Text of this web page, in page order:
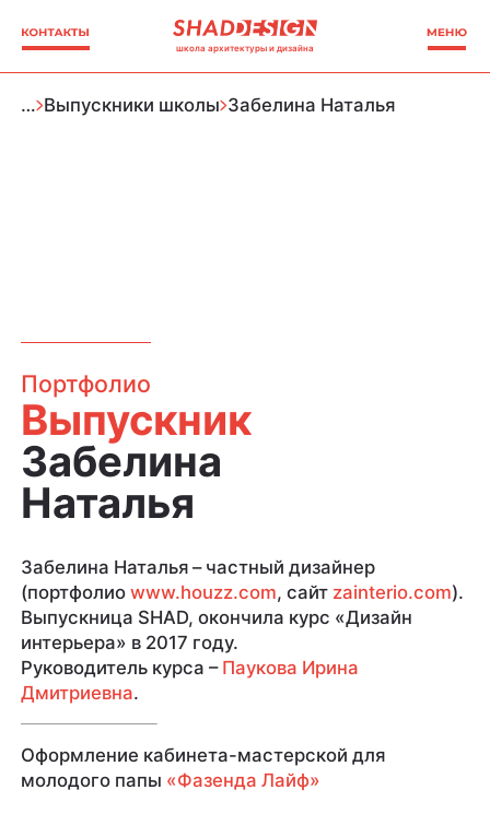
школа архитектуры и дизайна
… Выпускники школы Забелина Наталья
Портфолио
Выпускник
Забелина
Наталья
Забелина Наталья – частный дизайнер
(портфолиоwww.houzz.com, сайт zainterio.com).
Выпускница SHAD, окончила курс «Дизайн
интерьера» в 2017 году.
Руководитель курса – Паукова Ирина
Дмитриевна.
Оформление кабинета-мастерской для
молодого папы «Фазенда Лайф»